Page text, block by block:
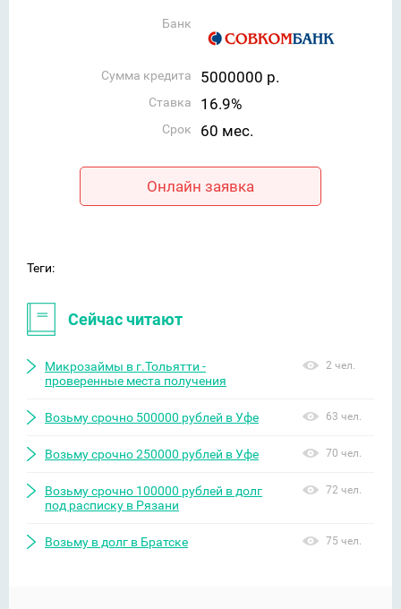
Банк
Сумма кредита 5000000 р.
Ставка 16.9%
Срок 60 мес.
Онлайн заявка
Теги:
Сейчас читают
Микрозаймы в г.Тольятти -
проверенные места получения
2 чел.
Возьму срочно 500000 рублей в Уфе 63 чел.
Возьму срочно 250000 рублей в Уфе 70 чел.
Возьму срочно 100000 рублей в долг
под расписку в Рязани
72 чел.
Возьму в долг в Братске 75 чел.